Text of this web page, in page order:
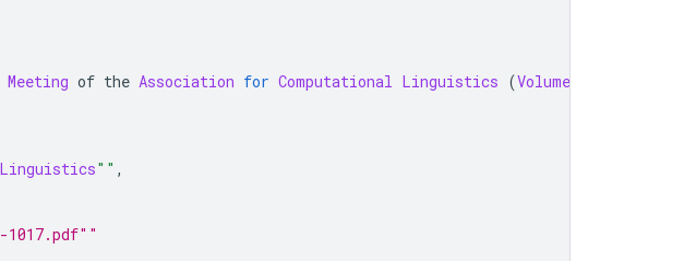
Meeting of the Association for Computational Linguistics (Volume
Linguistics"" ,
1017.pdf""